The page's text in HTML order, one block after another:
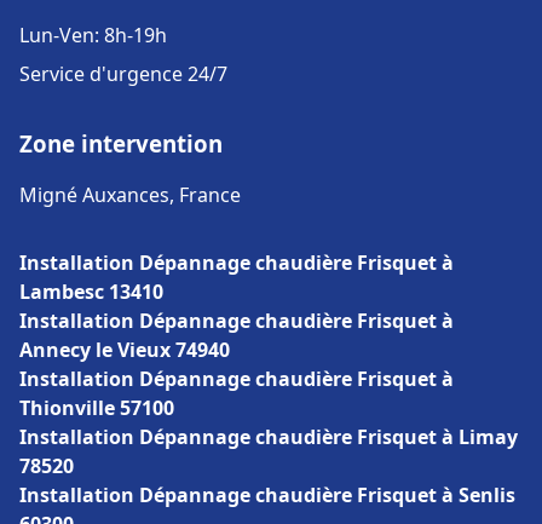
Lun-Ven: 8h-19h
Service d'urgence 24/7
Zone intervention
Migné Auxances, France
Installation Dépannage chaudière Frisquet à
Lambesc 13410
Installation Dépannage chaudière Frisquet à
Annecy le Vieux 74940
Installation Dépannage chaudière Frisquet à
Thionville 57100
Installation Dépannage chaudière Frisquet à Limay
78520
Installation Dépannage chaudière Frisquet à Senlis